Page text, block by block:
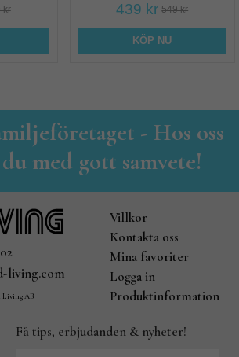
kr 439 kr 549 kr
KÖP NU
- Hos oss
med gott samvete!
living.com
Living AB
Villkor
Kontakta oss
Mina favoriter
Logga in
Produktinformation
Få tips, erbjudanden & nyheter!